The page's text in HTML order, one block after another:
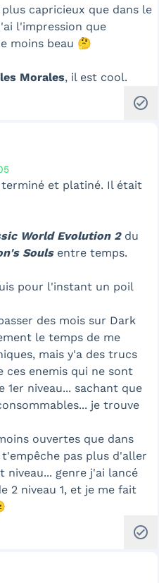
capricieux que dans le
l'impression que
moins beau 🤔
Morales, il est cool.
check_circle
et platiné. Il était
World Evolution 2du
Soulsentre temps.
pour l'instant un poil
des mois sur Dark
le temps de me
mais y'a des trucs
enemis qui ne sont
1er niveau... sachant que
je trouve
ouvertes que dans
pas plus d'aller
niveau... genre j'ai lancé
2 niveau 1, et je me fait
check_circle